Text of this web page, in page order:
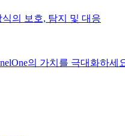
의 보호, 탐지 및 대응
의 가치를 극대화하세